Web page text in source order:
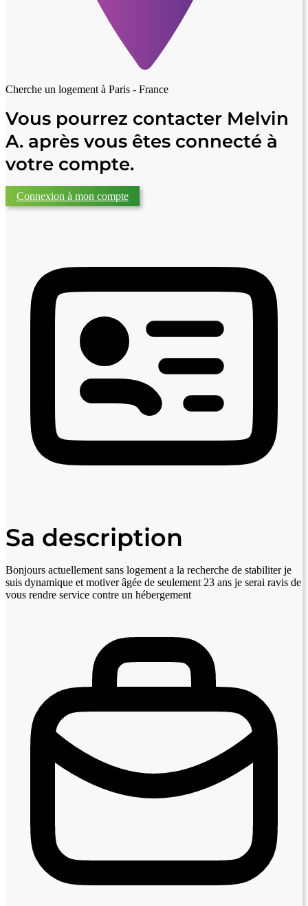
Cherche un logement à Paris - France
Vous pourrez contacter Melvin
A. après vous êtes connecté à
votre compte.
Connexion à mon compte
Sa description
Bonjours actuellement sans logement a la recherche de stabiliter je
suis dynamique et motiver âgée de seulement 23 ans je serai ravis de
vous rendre service contre un hébergement